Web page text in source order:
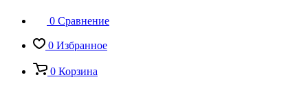
0 Сравнение
0 Избранное
0 Корзина